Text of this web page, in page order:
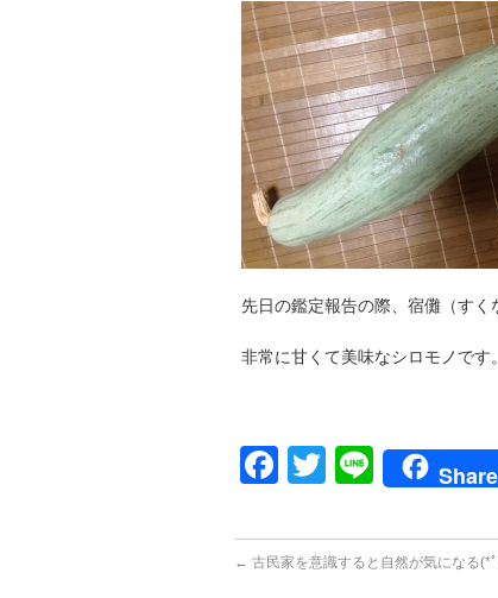
先日の鑑定報告の際、宿儺（すく
非常に甘くて美味なシロモノで
Facebook
Twitter
LineShare
← 古民家を意識すると自然が気になる